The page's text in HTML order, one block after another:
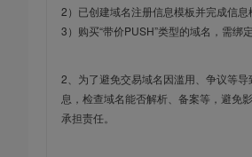
2）已创建域名注册信息模板并完成信
3）购买“带价PUSH”类型的域名，需绑
2、为了避免交易域名因滥用、争议等
息，检查域名能否解析、备案等，避免
承担责任。